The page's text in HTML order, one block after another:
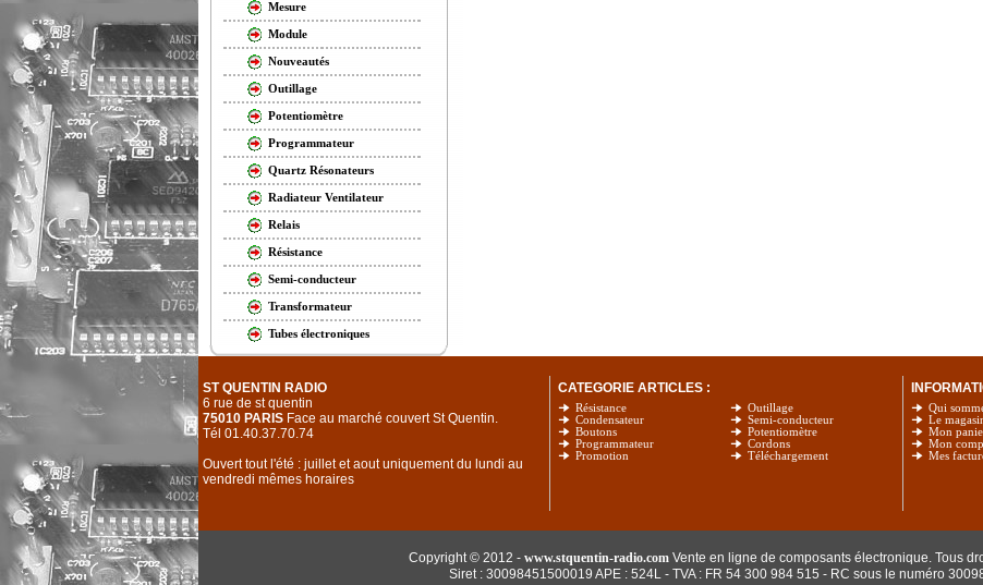
Mesure
Module
Nouveautés
Outillage
Potentiomètre
Programmateur
Quartz Résonateurs
Radiateur Ventilateur
Relais
Résistance
Semi-conducteur
Transformateur
Tubes électroniques
ST QUENTIN RADIO
6 rue de st quentin
75010 PARIS Face au marché couvert St Quentin.
Tél 01.40.37.70.74
Ouvert tout l'été : juillet et aout uniquement du lundi au
vendredi mêmes horaires
CATEGORIE ARTICLES :
Résistance
Condensateur
Boutons
Programmateur
Promotion
Outillage
Semi-conducteur
Potentiomètre
Cordons
Téléchargement
Qui
Le
Mon
Mon
Mes
Copyright © 2012 - www.stquentin-radio.comVente en ligne de composants électronique. Tous
Siret : 30098451500019 APE : 524L - TVA : FR 54 300 984 515 - RC sous le numéro